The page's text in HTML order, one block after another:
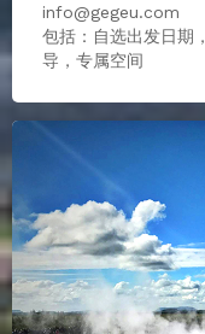
info@gegeu.com
包括：自选出发日期
导，专属空间